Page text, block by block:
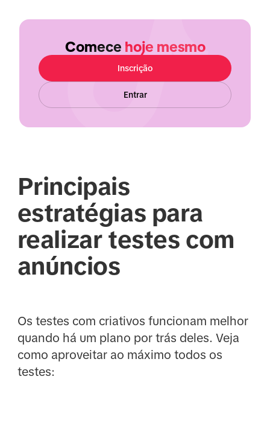
Comece hoje mesmo
Inscrição
Entrar
Principais
estratégias para
realizar testes com
anúncios
Os testes com criativos funcionam melhor
quando há um plano por trás deles. Veja
como aproveitar ao máximo todos os
testes: